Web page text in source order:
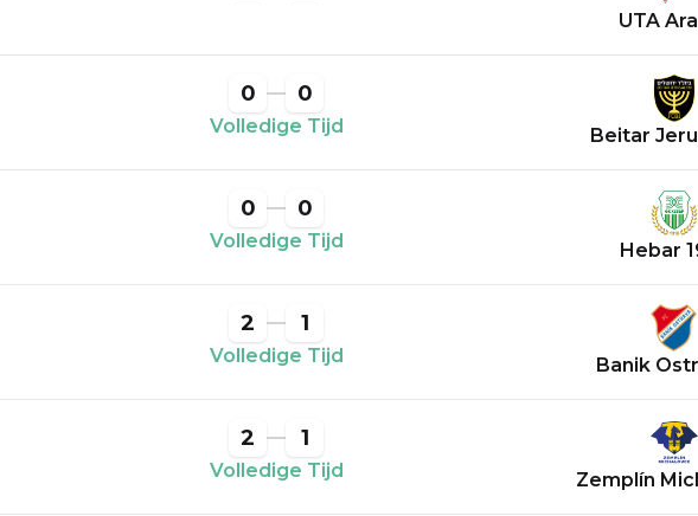
UTA
0 0
Volledige Tijd Beitar
0 0
Volledige Tijd Hebar
2 1
Volledige Tijd Banik
2 1
Volledige Tijd Zemplín